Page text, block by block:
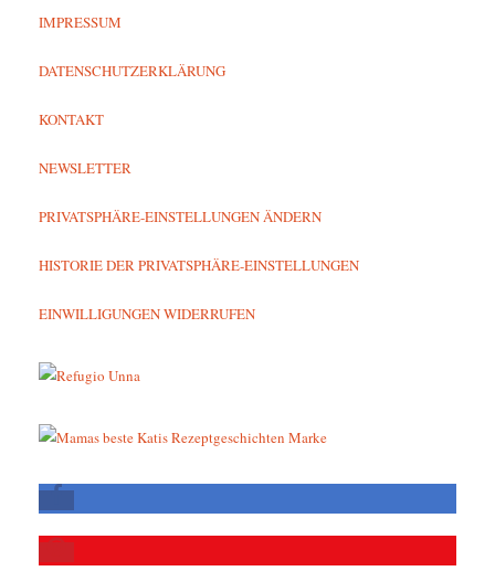
IMPRESSUM
DATENSCHUTZERKLÄRUNG
KONTAKT
NEWSLETTER
PRIVATSPHÄRE-EINSTELLUNGEN ÄNDERN
HISTORIE DER PRIVATSPHÄRE-EINSTELLUNGEN
EINWILLIGUNGEN WIDERRUFEN